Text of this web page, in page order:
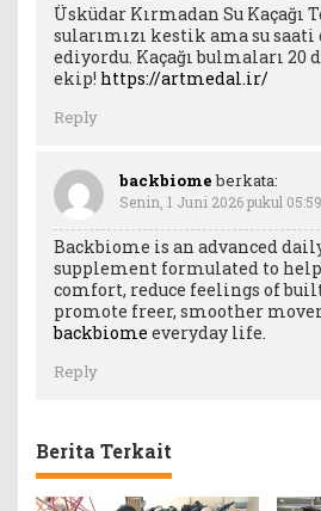
Üsküdar Kırmadan Su Kaçağı
sularımızı kestik ama su
ediyordu. Kaçağı bulmaları 20
ekip! https://artmedal.ir/
Reply
backbiome berkata:
Senin, 1 Juni 2026 pukul 05:59
Backbiome is an advanced
supplement formulated to
comfort, reduce feelings of
promote freer, smoother
backbiome everyday life.
Reply
Berita Terkait